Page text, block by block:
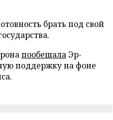
брать под свой
пообещала Эр-
поддержку на фоне